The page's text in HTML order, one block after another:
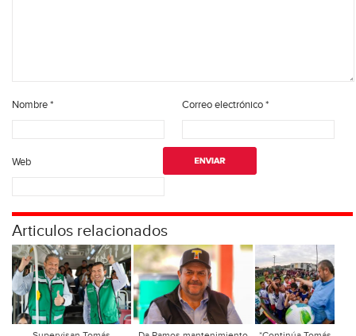
Nombre* Correo electrónico*
Web
Articulos relacionados